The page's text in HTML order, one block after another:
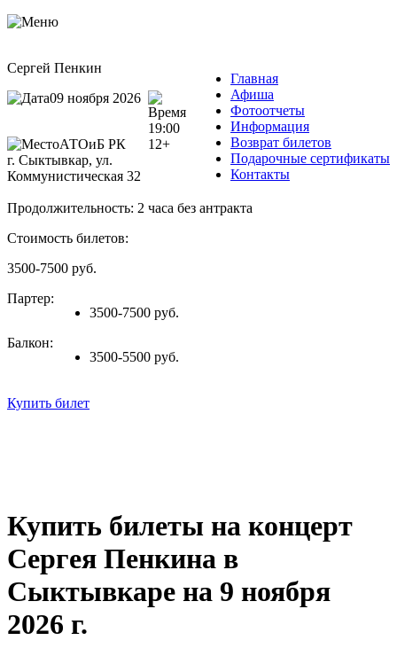
Главная
Афиша
Фотоотчеты
Информация
Возврат билетов
Подарочные сертификаты
Контакты
Сергей Пенкин
09 ноября 2026
19:00
АТОиБ РК
г. Сыктывкар, ул.
Коммунистическая 32
12+
Продолжительность: 2 часа без антракта
Стоимость билетов:
3500-7500 руб.
Партер:
3500-7500 руб.
Балкон:
3500-5500 руб.
Купить билет
Купить билеты на концерт
Сергея Пенкина в
Сыктывкаре на 9 ноября
2026 г.